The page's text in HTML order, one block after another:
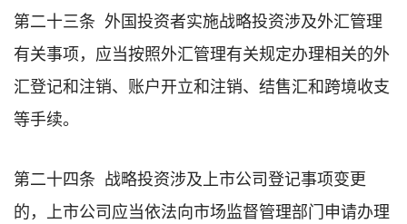
第二十三条 外国投资者实施战略投资涉及外汇管理
有关事项，应当按照外汇管理有关规定办理相关的外
汇登记和注销、账户开立和注销、结售汇和跨境收支
等手续。
第二十四条 战略投资涉及上市公司登记事项变更
的，上市公司应当依法向市场监督管理部门申请办理